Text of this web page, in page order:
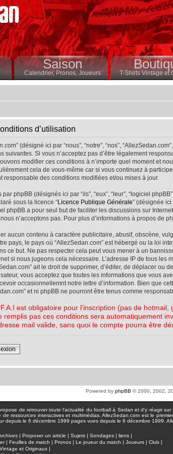
Saison
Calendrier,Pronos, Joueurs T-Shirts Vintage et
d’utilisation
(désigné ici par “nous”, “notre”, “nos”,
suivantes. Si vous n’acceptez pas d’être légalement
modifier ces conditions à n’importe quel moment et
cela de vous-même car si vous continuez à
responsable des conditions modifiées et/ou mises à jour.
phpBB (désignés ici par “ils”, “eux”, “leur”, “logiciel
sous la licence “Licence Publique Générale” (désignée
phpBB a pour seul but de faciliter les discussions sur
n’acceptons pas. Pour plus d’informations à propos de
aucun contenu à caractère publicitaire, abusif, obscène,
pays, le pays où “AllezSedan.com” est hébergé ou la loi
ce but. Ne pas respecter cela peut vous mener à un
si nous jugeons cela nécessaire. L’adresse IP de tous
ait le droit de supprimer, d’éditer, de déplacer ou
vous acceptez que toutes les informations que vous
occasionnellemnt notre lettre d’information. Bien que
et ni phpBB ne pourront être tenus comme
est obligatoire pour l’inscription (pas de
remplis pas ces conditions sera automatiquement
mail valide, sans quoi le compte pourra être
Powered by phpBB © 2000, 2002,
de retrouver toute l'actualité du football à Sedan et d'y réagir
ressources interactives et multimédias. AllezSedan.com est le
pages vues depuis le 6 décembre 1999.
| Proposer un article | Sujets | Sondages | liens |
| Feuilles de match | Pronos | Le joueur du match | Joueurs | Club |
et Originaux |